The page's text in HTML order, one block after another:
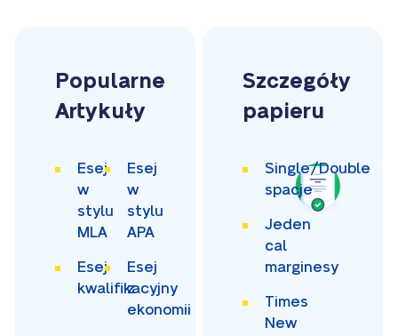
Popularne
Artykuły
Esej
w
stylu
MLA
Esej
w
stylu
APA
Esej
kwalifikacyjny
Esej
z
ekonomii
Szczegóły
papieru
Single/Double
spacje
Jeden
cal
marginesy
Times
New